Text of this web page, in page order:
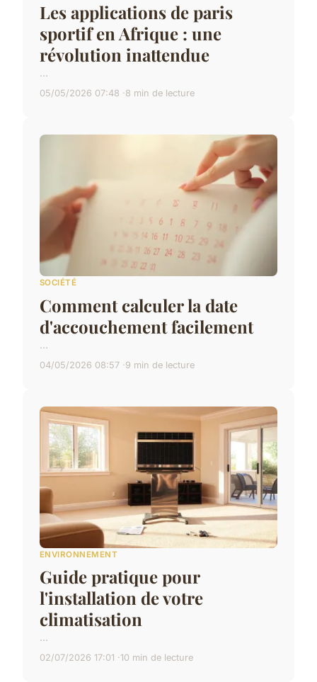
Les applications de paris
sportif en Afrique : une
révolution inattendue
...
05/05/2026 07:48 8 min de lecture
SOCIÉTÉ
Comment calculer la date
d'accouchement facilement
...
04/05/2026 08:57 9 min de lecture
ENVIRONNEMENT
Guide pratique pour
l'installation de votre
climatisation
...
02/07/2026 17:01 10 min de lecture